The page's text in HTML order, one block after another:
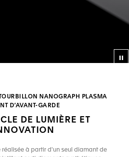
NANOGRAPH PLASMA
D’AVANT-GARDE
DE LUMIÈRE ET
réalisée à partir d'un seul diamant de